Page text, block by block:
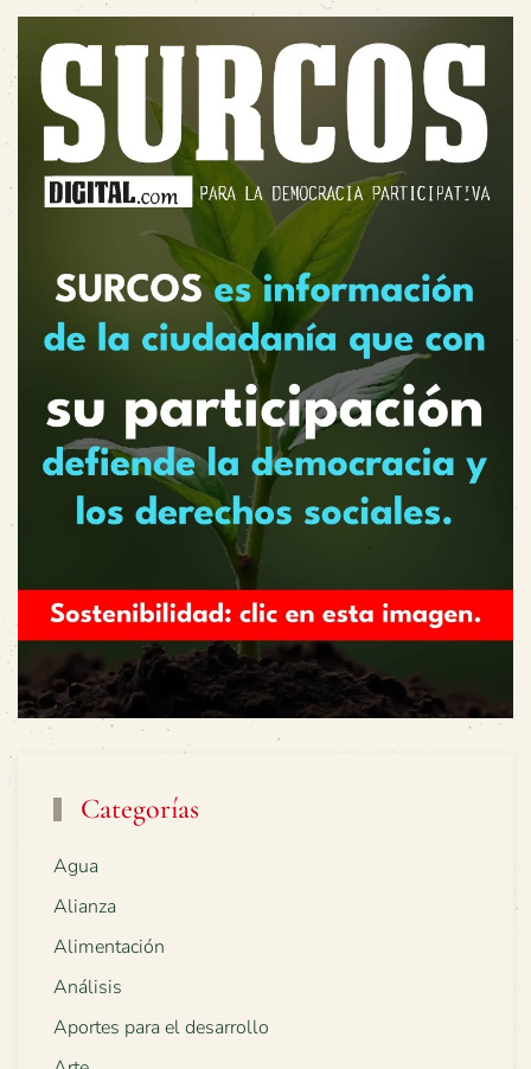
Categorías
Agua
Alianza
Alimentación
Análisis
Aportes para el desarrollo